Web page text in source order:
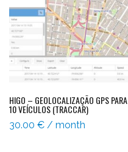
HIGO – GEOLOCALIZAÇÃO GPS PARA
10 VEÍCULOS (TRACCAR)
30.00 € / month